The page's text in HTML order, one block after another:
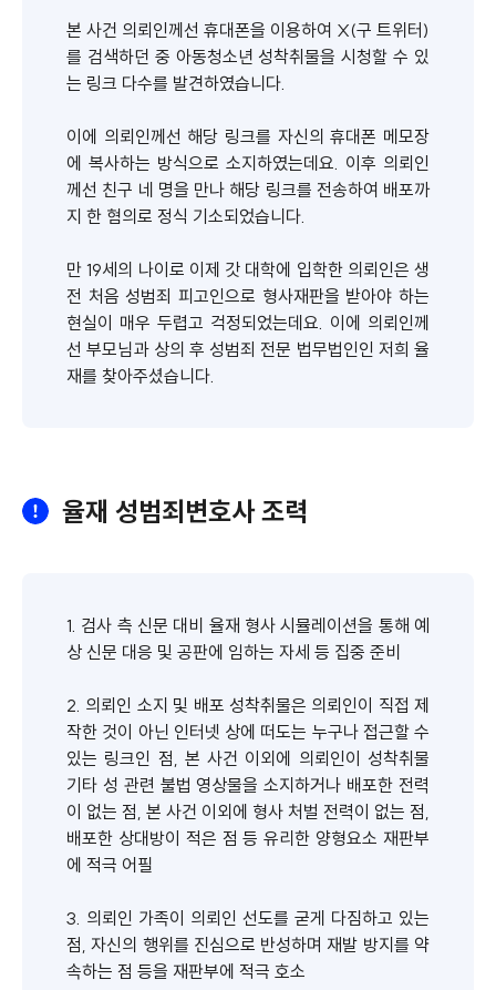
본 사건 의뢰인께선 휴대폰을 이용하여 X(구 트위터)
를 검색하던 중 아동청소년 성착취물을 시청할 수 있
는 링크 다수를 발견하였습니다.
이에 의뢰인께선 해당 링크를 자신의 휴대폰 메모장
에 복사하는 방식으로 소지하였는데요. 이후 의뢰인
께선 친구 네 명을 만나 해당 링크를 전송하여 배포까
지 한 혐의로 정식 기소되었습니다.
만 19세의 나이로 이제 갓 대학에 입학한 의뢰인은 생
전 처음 성범죄 피고인으로 형사재판을 받아야 하는
현실이 매우 두렵고 걱정되었는데요. 이에 의뢰인께
선 부모님과 상의 후 성범죄 전문 법무법인인 저희 율
재를 찾아주셨습니다.
율재 성범죄변호사 조력
1. 검사 측 신문 대비 율재 형사 시뮬레이션을 통해 예
상 신문 대응 및 공판에 임하는 자세 등 집중 준비
2. 의뢰인 소지 및 배포 성착취물은 의뢰인이 직접 제
작한 것이 아닌 인터넷 상에 떠도는 누구나 접근할 수
있는 링크인 점, 본 사건 이외에 의뢰인이 성착취물
기타 성 관련 불법 영상물을 소지하거나 배포한 전력
이 없는 점, 본 사건 이외에 형사 처벌 전력이 없는 점,
배포한 상대방이 적은 점 등 유리한 양형요소 재판부
에 적극 어필
3. 의뢰인 가족이 의뢰인 선도를 굳게 다짐하고 있는
점, 자신의 행위를 진심으로 반성하며 재발 방지를 약
속하는 점 등을 재판부에 적극 호소